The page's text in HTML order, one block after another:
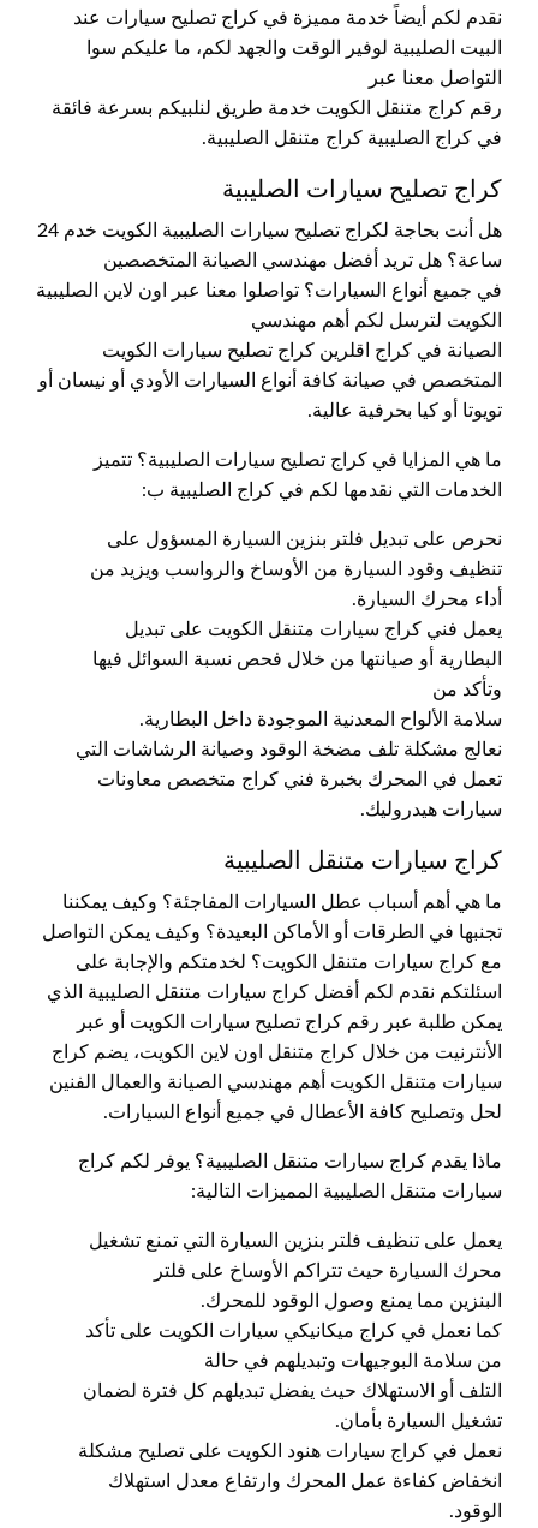
نقدم لكم أيضاً خدمة مميزة في كراج تصليح سيارات عند
البيت الصليبية لوفير الوقت والجهد لكم، ما عليكم سوا
التواصل معنا عبر
رقم كراج متنقل الكويت خدمة طريق لنلبيكم بسرعة فائقة
في كراج الصليبية كراج متنقل الصليبية.
كراج تصليح سيارات الصليبية
هل أنت بحاجة لكراج تصليح سيارات الصليبية الكويت خدم 24
ساعة؟ هل تريد أفضل مهندسي الصيانة المتخصصين
في جميع أنواع السيارات؟ تواصلوا معنا عبر اون لاين الصليبية
الكويت لترسل لكم أهم مهندسي
الصيانة في كراج اقلرين كراج تصليح سيارات الكويت
المتخصص في صيانة كافة أنواع السيارات الأودي أو نيسان أو
تويوتا أو كيا بحرفية عالية.
ما هي المزايا في كراج تصليح سيارات الصليبية؟ تتميز
الخدمات التي نقدمها لكم في كراج الصليبية ب:
نحرص على تبديل فلتر بنزين السيارة المسؤول على
تنظيف وقود السيارة من الأوساخ والرواسب ويزيد من
أداء محرك السيارة.
يعمل فني كراج سيارات متنقل الكويت على تبديل
البطارية أو صيانتها من خلال فحص نسبة السوائل فيها
وتأكد من
سلامة الألواح المعدنية الموجودة داخل البطارية.
نعالج مشكلة تلف مضخة الوقود وصيانة الرشاشات التي
تعمل في المحرك بخبرة فني كراج متخصص معاونات
سيارات هيدروليك.
كراج سيارات متنقل الصليبية
ما هي أهم أسباب عطل السيارات المفاجئة؟ وكيف يمكننا
تجنبها في الطرقات أو الأماكن البعيدة؟ وكيف يمكن التواصل
مع كراج سيارات متنقل الكويت؟ لخدمتكم والإجابة على
اسئلتكم نقدم لكم أفضل كراج سيارات متنقل الصليبية الذي
يمكن طلبة عبر رقم كراج تصليح سيارات الكويت أو عبر
الأنترنيت من خلال كراج متنقل اون لاين الكويت، يضم كراج
سيارات متنقل الكويت أهم مهندسي الصيانة والعمال الفنين
لحل وتصليح كافة الأعطال في جميع أنواع السيارات.
ماذا يقدم كراج سيارات متنقل الصليبية؟ يوفر لكم كراج
سيارات متنقل الصليبية المميزات التالية:
يعمل على تنظيف فلتر بنزين السيارة التي تمنع تشغيل
محرك السيارة حيث تتراكم الأوساخ على فلتر
البنزين مما يمنع وصول الوقود للمحرك.
كما نعمل في كراج ميكانيكي سيارات الكويت على تأكد
من سلامة البوجيهات وتبديلهم في حالة
التلف أو الاستهلاك حيث يفضل تبديلهم كل فترة لضمان
تشغيل السيارة بأمان.
نعمل في كراج سيارات هنود الكويت على تصليح مشكلة
انخفاض كفاءة عمل المحرك وارتفاع معدل استهلاك
الوقود.